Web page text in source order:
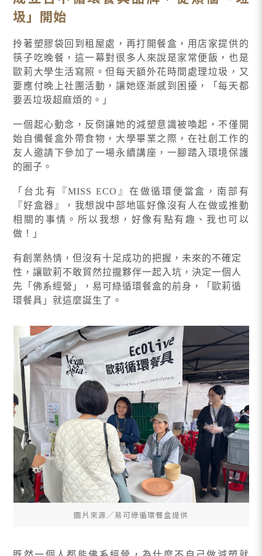
圾」開始
拎著塑膠袋回到租屋處，再打開餐盒，用店家提供的
筷子吃晚餐，這一幕對很多人來說是家常便飯，也是
歐莉大學生活寫照。但每天額外花時間處理垃圾，又
要應付晚上社團活動，讓她逐漸感到困擾，「每天都
要丟垃圾超麻煩的。」
一個起心動念，反倒讓她的減塑意識被喚起，不僅開
始自備餐盒外帶食物，大學畢業之際，在社創工作的
友人邀請下參加了一場永續講座，一腳踏入環境保護
的圈子。
「台北有『MISS ECO』在做循環便當盒，南部有
『好盒器』，我想說中部地區好像沒有人在做或推動
相關的事情。所以我想，好像有點有趣、我也可以
做！」
有創業熱情，但沒有十足成功的把握，未來的不確定
性，讓歐莉不敢貿然拉攏夥伴一起入坑，決定一個人
先「佛系經營」，易可綠循環餐盒的前身，「歐莉循
環餐具」就這麼誕生了。
圖片來源∕易可綠循環餐盒提供